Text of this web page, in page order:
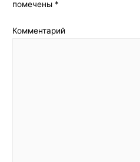
помечены *
Комментарий